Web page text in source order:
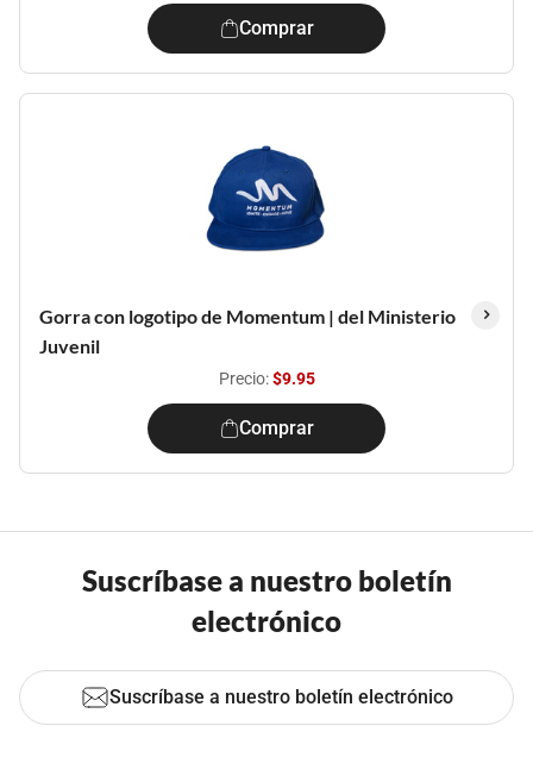
Comprar
Gorra con logotipo de Momentum | del Ministerio
Juvenil
Precio:$9.95
Comprar
Suscríbase a nuestro boletín
electrónico
Suscríbase a nuestro boletín electrónico